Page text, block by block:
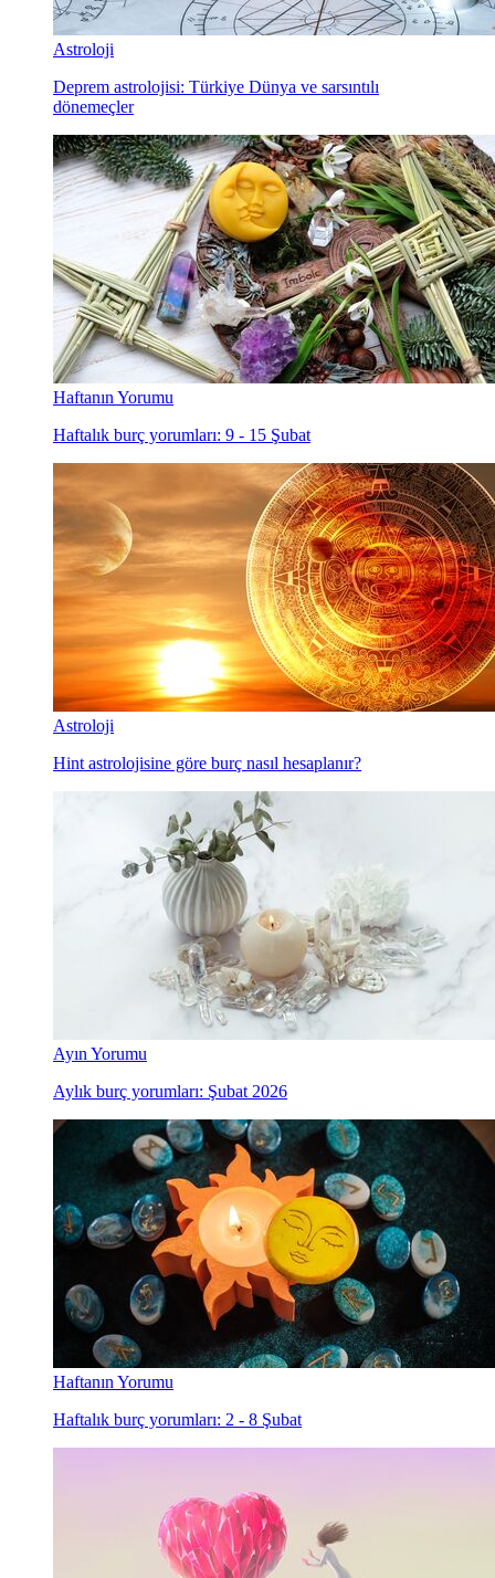
Astroloji
Deprem astrolojisi: Türkiye Dünya ve sarsıntılı
dönemeçler
Haftanın Yorumu
Haftalık burç yorumları: 9 - 15 Şubat
Astroloji
Hint astrolojisine göre burç nasıl hesaplanır?
Ayın Yorumu
Aylık burç yorumları: Şubat 2026
Haftanın Yorumu
Haftalık burç yorumları: 2 - 8 Şubat